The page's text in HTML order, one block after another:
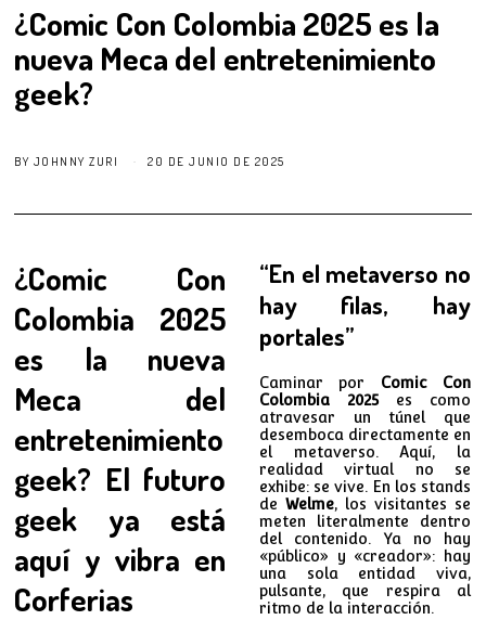
¿Comic Con Colombia 2025 es la
nueva Meca del entretenimiento
geek?
BY JOHNNY ZURI 20 DE JUNIO DE 2025
¿Comic Con
Colombia 2025
es la nueva
Meca del
entretenimiento
geek? El futuro
geek ya está
aquí y vibra en
Corferias
“En el metaverso no
hay filas, hay
portales”
Caminar por Comic Con
Colombia 2025es como
atravesar un túnel que
desemboca directamente en
el metaverso. Aquí, la
realidad virtual no se
exhibe: se vive. En los stands
de Welme, los visitantes se
meten literalmente dentro
del contenido. Ya no hay
«público» y «creador»: hay
una sola entidad viva,
pulsante, que respira al
ritmo de la interacción.